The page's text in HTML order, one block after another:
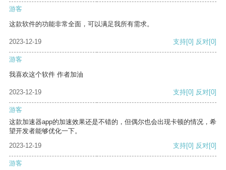
游客
这款软件的功能非常全面，可以满足我所有需求。
2023-12-19 支持[0] 反对[0]
游客
我喜欢这个软件 作者加油
2023-12-19 支持[0] 反对[0]
游客
这款加速器app的加速效果还是不错的，但偶尔也会出现卡顿的情况，希
望开发者能够优化一下。
2023-12-19
支持[0] 反对[0]
游客